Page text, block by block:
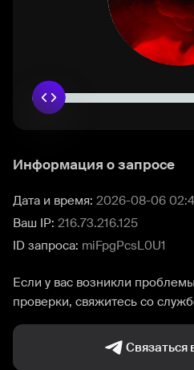
Информация о запросе
Дата и время: 2026-08-06
Ваш IP: 216.73.216.125
ID запроса: miFpgPcsL0U1
Если у вас возникли
проверки, свяжитесь со
Связаться